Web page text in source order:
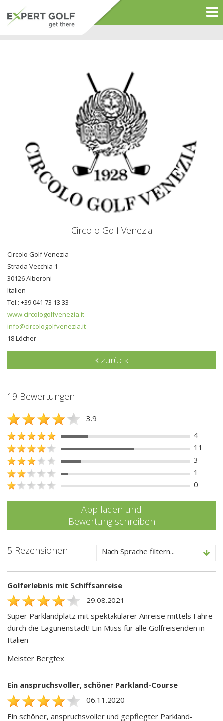
Circolo Golf Venezia
Circolo Golf Venezia
Strada Vecchia 1
30126 Alberoni
Italien
Tel.: +39 041 73 13 33
www.circologolfvenezia.it
info@circologolfvenezia.it
18 Löcher
zurück
19 Bewertungen
3.9
4
11
3
1
0
App laden und
Bewertung schreiben
5 Rezensionen Nach Sprache filtern...
Golferlebnis mit Schiffsanreise
29.08.2021
Super Parklandplatz mit spektakulärer Anreise mittels Fähre
durch die Lagunenstadt! Ein Muss für alle Golfreisenden in
Italien
Meister Bergfex
Ein anspruchsvoller, schöner Parkland-Course
06.11.2020
Ein schöner, anspruchsvoller und gepflegter Parkland-